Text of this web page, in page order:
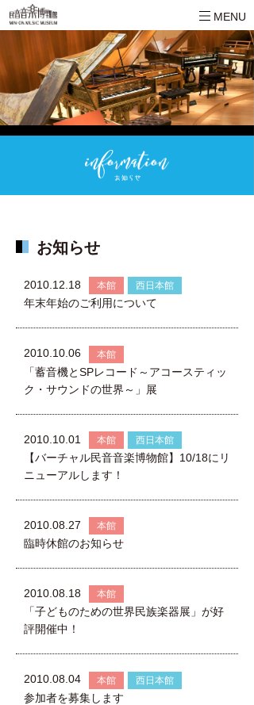
MENU
お知らせ
2010.12.18 本館 西日本館
年末年始のご利用について
2010.10.06 本館
「蓄音機とSPレコード～アコースティッ
ク・サウンドの世界～」展
2010.10.01 本館 西日本館
【バーチャル民音音楽博物館】10/18にリ
ニューアルします！
2010.08.27 本館
臨時休館のお知らせ
2010.08.18 本館
「子どものための世界民族楽器展」が好
評開催中！
2010.08.04 本館 西日本館
参加者を募集します